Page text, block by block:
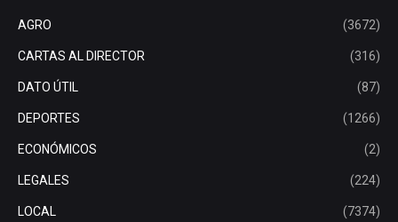
AGRO (3672)
CARTAS AL DIRECTOR (316)
DATO ÚTIL (87)
DEPORTES (1266)
ECONÓMICOS (2)
LEGALES (224)
LOCAL (7374)